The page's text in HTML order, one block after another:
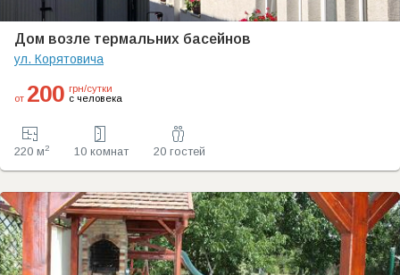
Дом возле термальних басейнов
ул. Корятовича
от 200 грн/сутки
с человека
220 м2 10 комнат 20 гостей